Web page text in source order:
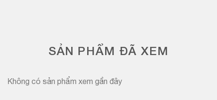
SẢN PHẨM ĐÃ XEM
Không có sản phẩm xem gần đây